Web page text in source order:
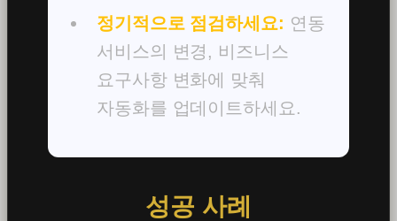
정기적으로 점검하세요: 연동
서비스의 변경, 비즈니스
요구사항 변화에 맞춰
자동화를 업데이트하세요.
성공 사례